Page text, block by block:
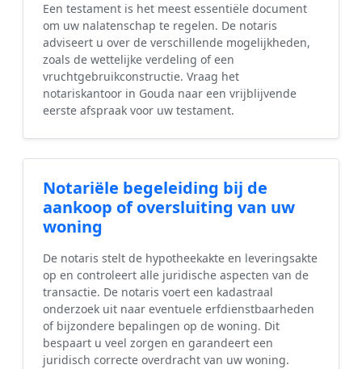
Een testament is het meest essentiële document
om uw nalatenschap te regelen. De notaris
adviseert u over de verschillende mogelijkheden,
zoals de wettelijke verdeling of een
vruchtgebruikconstructie. Vraag het
notariskantoor in Gouda naar een vrijblijvende
eerste afspraak voor uw testament.
Notariële begeleiding bij de
aankoop of oversluiting van uw
woning
De notaris stelt de hypotheekakte en leveringsakte
op en controleert alle juridische aspecten van de
transactie. De notaris voert een kadastraal
onderzoek uit naar eventuele erfdienstbaarheden
of bijzondere bepalingen op de woning. Dit
bespaart u veel zorgen en garandeert een
juridisch correcte overdracht van uw woning.